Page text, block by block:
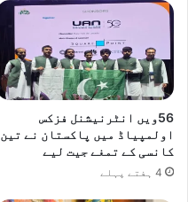
ر
ک
ی
ن
ن
گ
خ
ت
م
​56ویں انٹرنیشنل فزکس
اولمپیاڈ میں پاکستان نے تین
کانسی کے تمغے جیت لیے
4 ہفتے پہلے